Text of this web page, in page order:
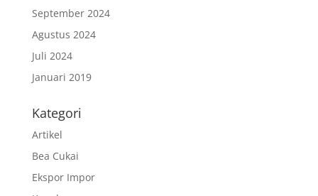
September 2024
Agustus 2024
Juli 2024
Januari 2019
Kategori
Artikel
Bea Cukai
Ekspor Impor